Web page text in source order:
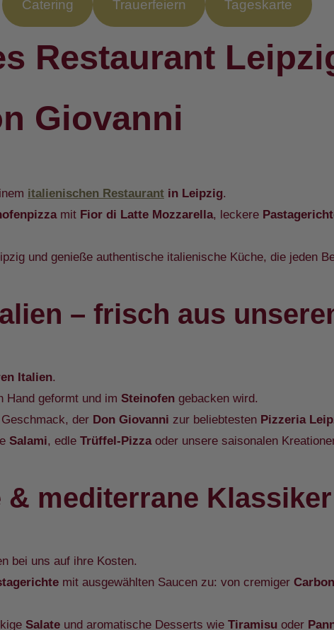
Catering Trauerfeiern Tageskarte
Restaurant
Giovanni
italienischen Restaurant in Leipzig.
mit Fior di Latte Mozzarella, leckere
und genieße authentische italienische Küche, die jeden
– frisch aus
Italien.
Hand geformt und im Steinofen gebacken wird.
der Don Giovanni zur beliebtesten Pizzeria
Salami, edle Trüffel-Pizzaoder unsere saisonalen
& mediterrane Klassiker
bei uns auf ihre Kosten.
mit ausgewählten Saucen zu: von cremiger
Salate und aromatische Desserts wie Tiramisu oder